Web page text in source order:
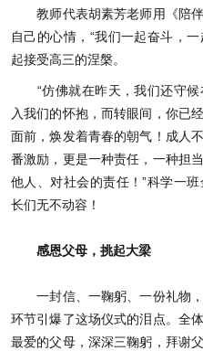
教师代表胡素芳老师用《陪伴
自己的心情，“我们一起奋斗，
起接受高三的涅槃。
“仿佛就在昨天，我们还守候
入我们的怀抱，而转眼间，你已
面前，焕发着青春的朝气！成人
番激励，更是一种责任，一种担
他人、对社会的责任！”科学一
长们无不动容！
感恩父母，挑起大梁
一封信、一鞠躬、一份礼物，
环节引爆了这场仪式的泪点。全
最爱的父母，深深三鞠躬，拜谢